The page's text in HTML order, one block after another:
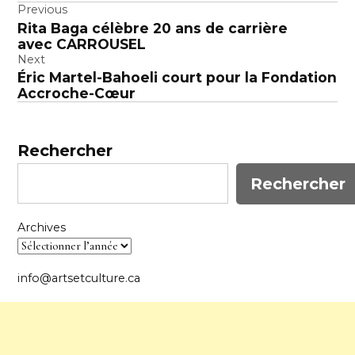
Navigation
de
l’article
Previous
Rita Baga célèbre 20 ans de carrière
avec CARROUSEL
Next
Éric Martel-Bahoeli court pour la Fondation
Accroche-Cœur
Rechercher
Rechercher
Archives
info@artsetculture.ca